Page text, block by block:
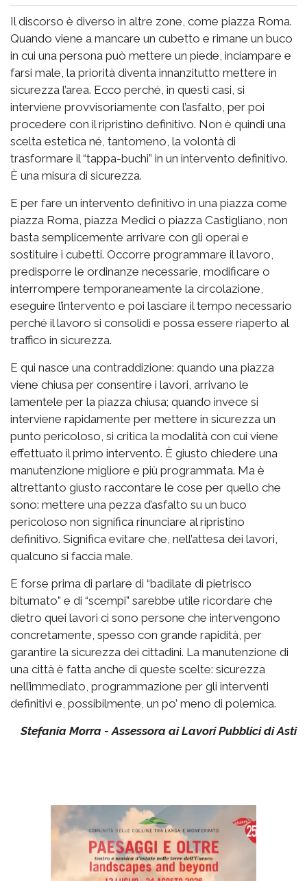
Il discorso è diverso in altre zone, come piazza Roma.
Quando viene a mancare un cubetto e rimane un buco
in cui una persona può mettere un piede, inciampare e
farsi male, la priorità diventa innanzitutto mettere in
sicurezza l’area. Ecco perché, in questi casi, si
interviene provvisoriamente con l’asfalto, per poi
procedere con il ripristino definitivo. Non è quindi una
scelta estetica né, tantomeno, la volontà di
trasformare il “tappa-buchi” in un intervento definitivo.
È una misura di sicurezza.
E per fare un intervento definitivo in una piazza come
piazza Roma, piazza Medici o piazza Castigliano, non
basta semplicemente arrivare con gli operai e
sostituire i cubetti. Occorre programmare il lavoro,
predisporre le ordinanze necessarie, modificare o
interrompere temporaneamente la circolazione,
eseguire l’intervento e poi lasciare il tempo necessario
perché il lavoro si consolidi e possa essere riaperto al
traffico in sicurezza.
E qui nasce una contraddizione: quando una piazza
viene chiusa per consentire i lavori, arrivano le
lamentele per la piazza chiusa; quando invece si
interviene rapidamente per mettere in sicurezza un
punto pericoloso, si critica la modalità con cui viene
effettuato il primo intervento. È giusto chiedere una
manutenzione migliore e più programmata. Ma è
altrettanto giusto raccontare le cose per quello che
sono: mettere una pezza d’asfalto su un buco
pericoloso non significa rinunciare al ripristino
definitivo. Significa evitare che, nell’attesa dei lavori,
qualcuno si faccia male.
E forse prima di parlare di “badilate di pietrisco
bitumato” e di “scempi” sarebbe utile ricordare che
dietro quei lavori ci sono persone che intervengono
concretamente, spesso con grande rapidità, per
garantire la sicurezza dei cittadini. La manutenzione di
una città è fatta anche di queste scelte: sicurezza
nell’immediato, programmazione per gli interventi
definitivi e, possibilmente, un po’ meno di polemica.
Stefania Morra - Assessora ai Lavori Pubblici di Asti